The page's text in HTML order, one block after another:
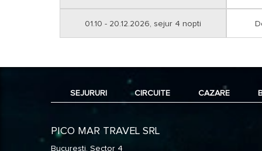
01.10 - 20.12.2026, sejur 4 nopti
SEJURURI CIRCUITE CAZARE
PICO MAR TRAVEL SRL
București, Sector 4